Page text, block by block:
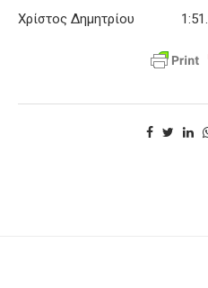
Χρίστος Δημητρίου